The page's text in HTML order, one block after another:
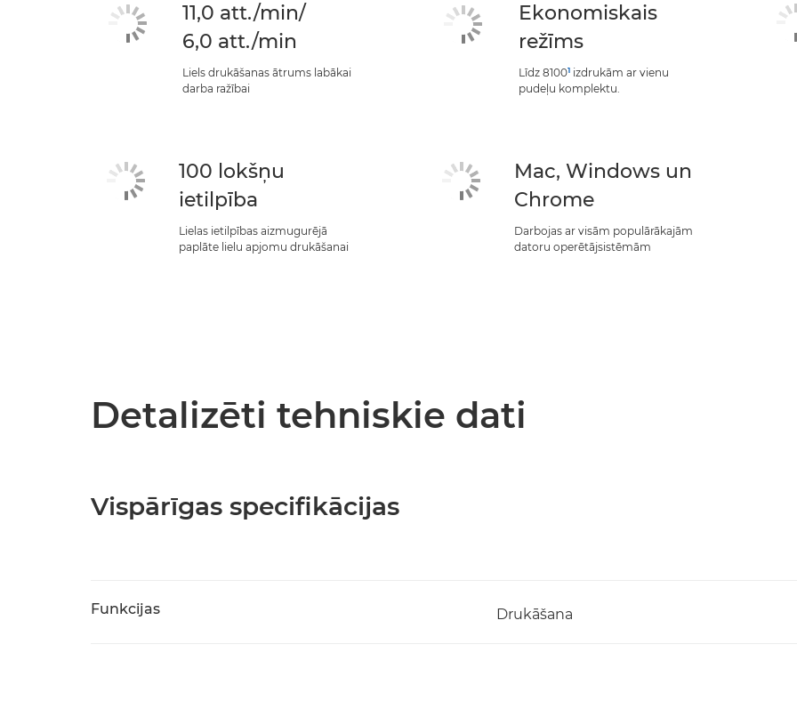
11,0 att./min/
6,0 att./min
Liels drukāšanas ātrums labākai
darba ražībai
Ekonomiskais
režīms
Līdz 81001 izdrukām ar vienu
pudeļu komplektu.
100 lokšņu
ietilpība
Lielas ietilpības aizmugurējā
paplāte lielu apjomu drukāšanai
Mac, Windows un
Chrome
Darbojas ar visām populārākajām
datoru operētājsistēmām
Detalizēti tehniskie dati
Vispārīgas specifikācijas
Funkcijas Drukāšana